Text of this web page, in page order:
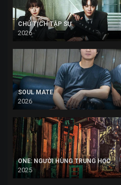
CHỦ TỊCH TẬP SỰ
2026
SOUL MATE
2026
ONE: NGƯỜI HÙNG TRUNG HỌC
2025